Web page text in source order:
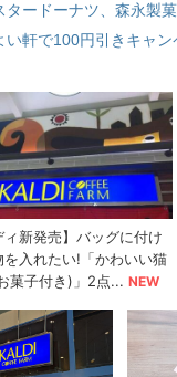
タードーナツ、森永製
い軒で100円引きキャ